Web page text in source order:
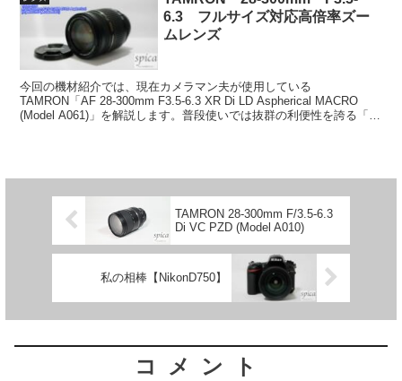
6.3 フルサイズ対応高倍率ズー
ムレンズ
今回の機材紹介では、現在カメラマン夫が使用している
TAMRON「AF 28-300mm F3.5-6.3 XR Di LD Aspherical MACRO
(Model A061)」を解説します。普段使いでは抜群の利便性を誇る「高
TAMRON 28-300mm F/3.5-6.3
Di VC PZD (Model A010)
私の相棒【NikonD750】
コメント